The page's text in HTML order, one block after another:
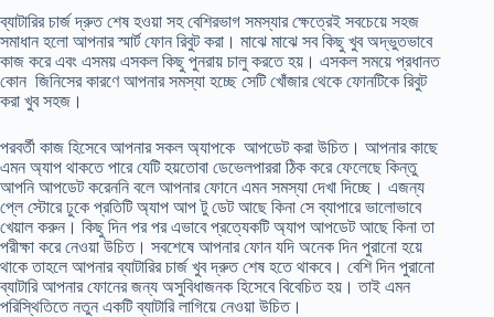
ব্যাটারির চার্জ দ্রুত শেষ হওয়া সহ বেশিরভাগ সমস্যার ক্ষেত্রেই সবচেয়ে সহজ
সমাধান হলো আপনার স্মার্ট ফোন রিবুট করা। মাঝে মাঝে সব কিছু খুব অদ্ভুতভাবে
কাজ করে এবং এসময় এসকল কিছু পুনরায় চালু করতে হয়। এসকল সময়ে প্রধানত
কোন জিনিসের কারণে আপনার সমস্যা হচ্ছে সেটি খোঁজার থেকে ফোনটিকে রিবুট
করা খুব সহজ।
পরবর্তী কাজ হিসেবে আপনার সকল অ্যাপকে আপডেট করা উচিত। আপনার কাছে
এমন অ্যাপ থাকতে পারে যেটি হয়তোবা ডেভেলপাররা ঠিক করে ফেলেছে কিন্তু
আপনি আপডেট করেননি বলে আপনার ফোনে এমন সমস্যা দেখা দিচ্ছে। এজন্য
প্লে স্টোরে ঢুকে প্রতিটি অ্যাপ আপ টু ডেট আছে কিনা সে ব্যাপারে ভালোভাবে
খেয়াল করুন। কিছু দিন পর পর এভাবে প্রত্যেকটি অ্যাপ আপডেট আছে কিনা তা
পরীক্ষা করে নেওয়া উচিত। সবশেষে আপনার ফোন যদি অনেক দিন পুরানো হয়ে
থাকে তাহলে আপনার ব্যাটারির চার্জ খুব দ্রুত শেষ হতে থাকবে। বেশি দিন পুরানো
ব্যাটারি আপনার ফোনের জন্য অসুবিধাজনক হিসেবে বিবেচিত হয়। তাই এমন
পরিস্থিতিতে নতুন একটি ব্যাটারি লাগিয়ে নেওয়া উচিত।